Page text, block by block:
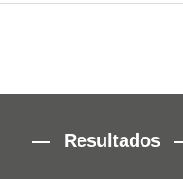
Resultados